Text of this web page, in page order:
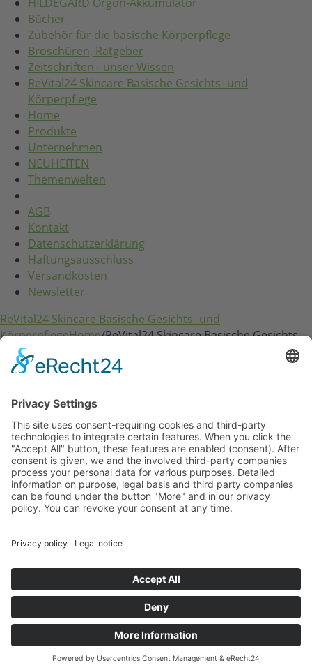
Bücher
Zubehör für die basische Körperpflege
Broschüren, Ratgeber
Zeitschriften - unser Wissen
ReVital24 Skincare Basische Gesichts- und
Körperpflege
Home
Produkte
Unternehmen
NEUHEITEN
Themenwelten
AGB
Kontakt
Datenschutzerklärung
Haftungsausschluss
Versandkosten
Newsletter
ReVital24 Skincare Basische Gesichts- und
KörperpflegeHome/ReVital24 Skincare Basische Gesichts-
und Körperpflege
RVS24 Line Professional
RVS24 ReVitaLeaves
RVS24 MaoLi Skincare
RVS24 Zubehör
Kundenkonto Kundenkonto
E-Mail / Benutzername:
Passwort:
Passwort vergessen?